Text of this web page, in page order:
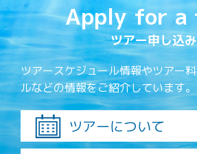
Apply for a
ツアー申し込み
ツアースケジュール情報やツアー
ルなどの情報をご紹介しています。
ツアーについて